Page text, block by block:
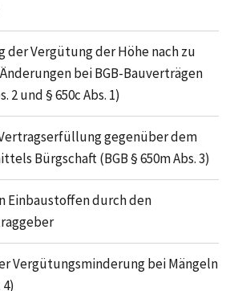
der Vergütung der Höhe nach zu
bei BGB-Bauverträgen
2 und § 650c Abs. 1)
gegenüber dem
Bürgschaft (BGB § 650m Abs. 3)
Einbaustoffen durch den
Vergütungsminderung bei Mängeln